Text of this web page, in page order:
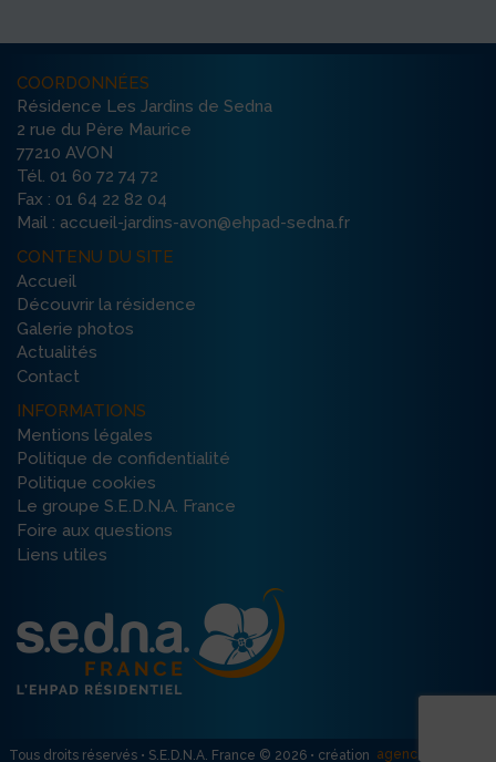
COORDONNÉES
Résidence Les Jardins de Sedna
2 rue du Père Maurice
77210 AVON
Tél. 01 60 72 74 72
Fax : 01 64 22 82 04
Mail : accueil-jardins-avon@ehpad-sedna.fr
CONTENU DU SITE
Accueil
Découvrir la résidence
Galerie photos
Actualités
Contact
INFORMATIONS
Mentions légales
Politique de confidentialité
Politique cookies
Le groupe S.E.D.N.A. France
Foire aux questions
Liens utiles
Tous droits réservés • S.E.D.N.A. France © 2026 • création agence R créativ’